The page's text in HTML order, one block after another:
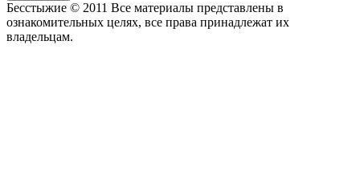
Бесстыжие © 2011 Все материалы представлены в
ознакомительных целях, все права принадлежат их
владельцам.